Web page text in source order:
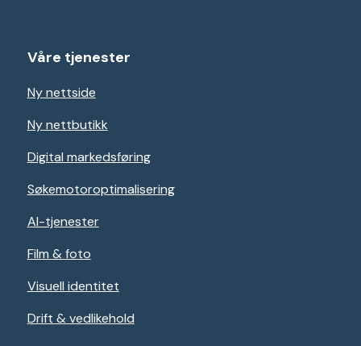
Våre tjenester
Ny nettside
Ny nettbutikk
Digital markedsføring
Søkemotoroptimalisering
AI-tjenester
Film & foto
Visuell identitet
Drift & vedlikehold